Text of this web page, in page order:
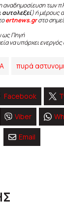
αναδημοσίευση των
αυτολεξεί) ή μέρους
ertnews.grστο
ως Πηγή
να υπάρχει
πυρά
Facebook
Viber
Email